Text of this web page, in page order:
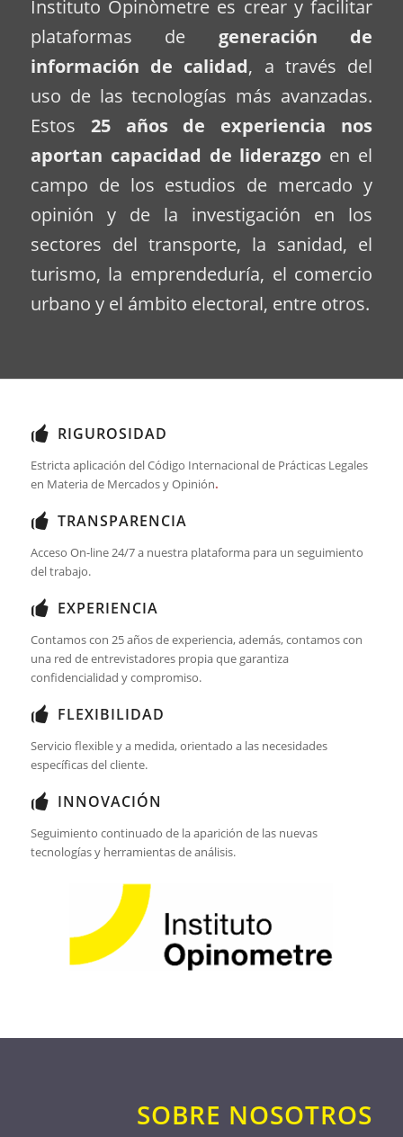
Instituto Opinòmetre es crear y facilitar
plataformas de generación de
información de calidad, a través del
uso de las tecnologías más avanzadas.
Estos 25 años de experiencia nos
aportan capacidad de liderazgo en el
campo de los estudios de mercado y
opinión y de la investigación en los
sectores del transporte, la sanidad, el
turismo, la emprendeduría, el comercio
urbano y el ámbito electoral, entre otros.
RIGUROSIDAD
Estricta aplicación del Código Internacional de Prácticas Legales
en Materia de Mercados y Opinión.
TRANSPARENCIA
Acceso On-line 24/7 a nuestra plataforma para un seguimiento
del trabajo.
EXPERIENCIA
Contamos con 25 años de experiencia, además, contamos con
una red de entrevistadores propia que garantiza
confidencialidad y compromiso.
FLEXIBILIDAD
Servicio flexible y a medida, orientado a las necesidades
específicas del cliente.
INNOVACIÓN
Seguimiento continuado de la aparición de las nuevas
tecnologías y herramientas de análisis.
SOBRE NOSOTROS